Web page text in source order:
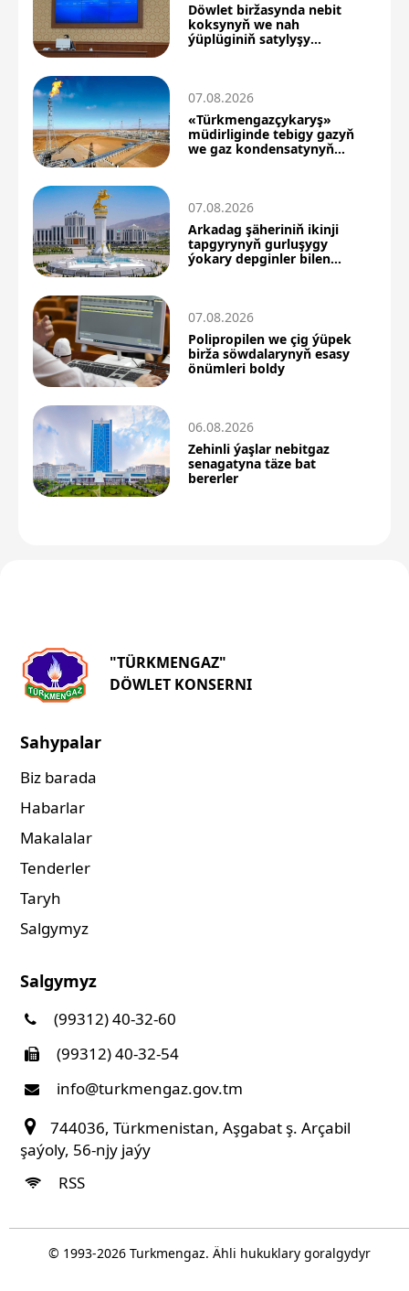
Döwlet biržasynda nebit
koksynyň we nah
ýüplüginiň satylyşy
07.08.2026
«Türkmengazçykaryş»
müdirliginde tebigy gazyň
we gaz kondensatynyň
07.08.2026
Arkadag şäheriniň ikinji
tapgyrynyň gurluşygy
ýokary depginler bilen
07.08.2026
Polipropilen we çig ýüpek
birža söwdalarynyň esasy
önümleri boldy
06.08.2026
Zehinli ýaşlar nebitgaz
senagatyna täze bat
bererler
"TÜRKMENGAZ"
DÖWLET KONSERNI
Sahypalar
Biz barada
Habarlar
Makalalar
Tenderler
Taryh
Salgymyz
Salgymyz
(99312) 40-32-60
(99312) 40-32-54
info@turkmengaz.gov.tm
744036, Türkmenistan, Aşgabat ş. Arçabil
şaýoly, 56-njy jaýy
RSS
© 1993-2026Turkmengaz. Ähli hukuklary goralgydyr